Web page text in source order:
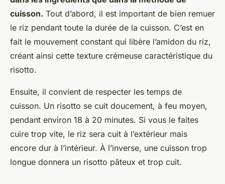
cuisson. Tout d’abord, il est important de bien remuer
le riz pendant toute la durée de la cuisson. C’est en
fait le mouvement constant qui libère l’amidon du riz,
créant ainsi cette texture crémeuse caractéristique du
risotto.
Ensuite, il convient de respecter les temps de
cuisson. Un risotto se cuit doucement, à feu moyen,
pendant environ 18 à 20 minutes. Si vous le faites
cuire trop vite, le riz sera cuit à l’extérieur mais
encore dur à l’intérieur. À l’inverse, une cuisson trop
longue donnera un risotto pâteux et trop cuit.